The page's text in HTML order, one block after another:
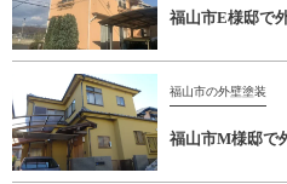
福山市E様邸で
福山市の外壁塗装
福山市M様邸で